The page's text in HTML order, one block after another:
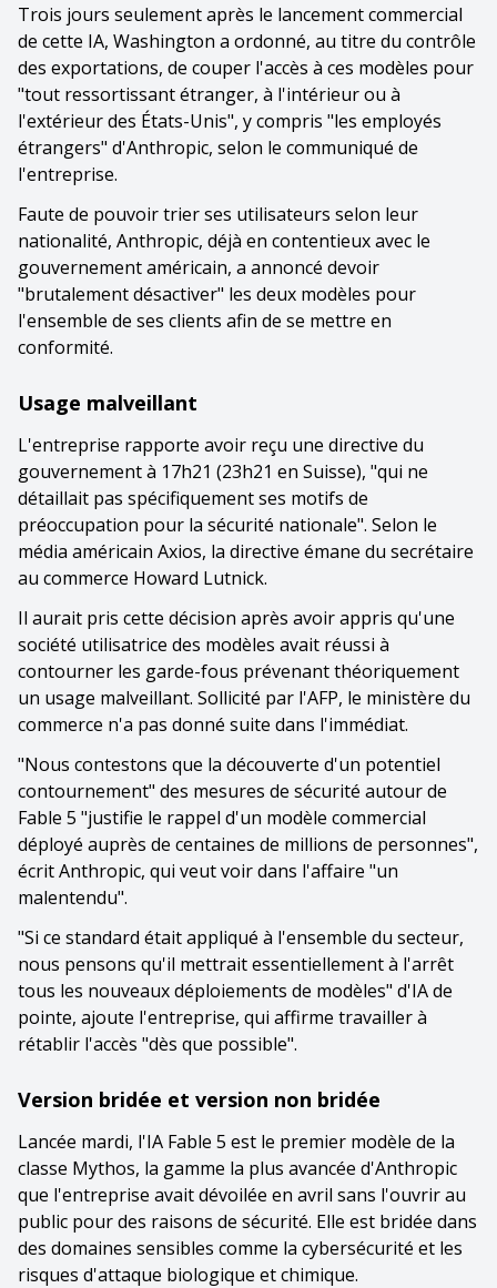
Trois jours seulement après le lancement commercial
de cette IA, Washington a ordonné, au titre du contrôle
des exportations, de couper l'accès à ces modèles pour
"tout ressortissant étranger, à l'intérieur ou à
l'extérieur des États-Unis", y compris "les employés
étrangers" d'Anthropic, selon le communiqué de
l'entreprise.
Faute de pouvoir trier ses utilisateurs selon leur
nationalité, Anthropic, déjà en contentieux avec le
gouvernement américain, a annoncé devoir
"brutalement désactiver" les deux modèles pour
l'ensemble de ses clients afin de se mettre en
conformité.
Usage malveillant
L'entreprise rapporte avoir reçu une directive du
gouvernement à 17h21 (23h21 en Suisse), "qui ne
détaillait pas spécifiquement ses motifs de
préoccupation pour la sécurité nationale". Selon le
média américain Axios, la directive émane du secrétaire
au commerce Howard Lutnick.
Il aurait pris cette décision après avoir appris qu'une
société utilisatrice des modèles avait réussi à
contourner les garde-fous prévenant théoriquement
un usage malveillant. Sollicité par l'AFP, le ministère du
commerce n'a pas donné suite dans l'immédiat.
"Nous contestons que la découverte d'un potentiel
contournement" des mesures de sécurité autour de
Fable 5 "justifie le rappel d'un modèle commercial
déployé auprès de centaines de millions de personnes",
écrit Anthropic, qui veut voir dans l'affaire "un
malentendu".
"Si ce standard était appliqué à l'ensemble du secteur,
nous pensons qu'il mettrait essentiellement à l'arrêt
tous les nouveaux déploiements de modèles" d'IA de
pointe, ajoute l'entreprise, qui affirme travailler à
rétablir l'accès "dès que possible".
Version bridée et version non bridée
Lancée mardi, l'IA Fable 5 est le premier modèle de la
classe Mythos, la gamme la plus avancée d'Anthropic
que l'entreprise avait dévoilée en avril sans l'ouvrir au
public pour des raisons de sécurité. Elle est bridée dans
des domaines sensibles comme la cybersécurité et les
risques d'attaque biologique et chimique.